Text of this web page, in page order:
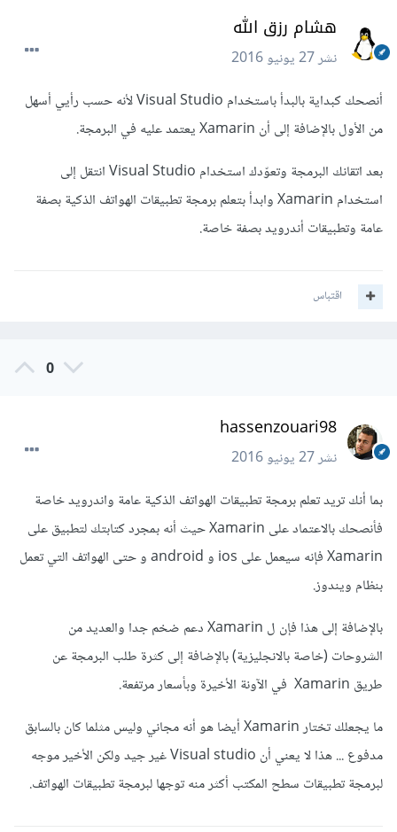
هشام رزق الله
نشر27 يونيو 2016
أنصحك كبداية بالبدأ باستخدام Visual Studio لأنه حسب رأيي أسهل
من الأول بالإضافة إلى أن Xamarin يعتمد عليه في البرمجة.
بعد اتقانك البرمجة وتعوّدك استخدام Visual Studio انتقل إلى
استخدام Xamarin وابدأ بتعلم برمجة تطبيقات الهواتف الذكية بصفة
عامة وتطبيقات أندرويد بصفة خاصة.
اقتباس
0
hassenzouari98
نشر27 يونيو 2016
بما أنك تريد تعلم برمجة تطبيقات الهواتف الذكية عامة واندرويد خاصة
فأنصحك بالاعتماد على Xamarin حيث أنه بمجرد كتابتك لتطبيق على
Xamarin فإنه سيعمل على ios و android و حتى الهواتف التي تعمل
بنظام ويندوز.
بالإضافة إلى هذا فإن ل Xamarin دعم ضخم جدا والعديد من
الشروحات (خاصة بالانجليزية) بالإضافة إلى كثرة طلب البرمجة عن
طريق Xamarin في الآونة الأخيرة وبأسعار مرتفعة.
ما يجعلك تختار Xamarin أيضا هو أنه مجاني وليس مثلما كان بالسابق
مدفوع ... هذا لا يعني أن Visual studio غير جيد ولكن الأخير موجه
لبرمجة تطبيقات سطح المكتب أكثر منه توجها لبرمجة تطبيقات الهواتف.